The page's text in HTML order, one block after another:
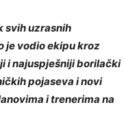
svih uzrasnih
je vodio ekipu kroz
i najuspješniji borilački
pojaseva i novi
i trenerima na